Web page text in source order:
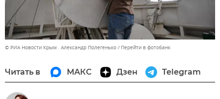
© РИА Новости Крым . Александр Полегенько Перейти в фотобанк
Читать в МАКС Дзен Telegram